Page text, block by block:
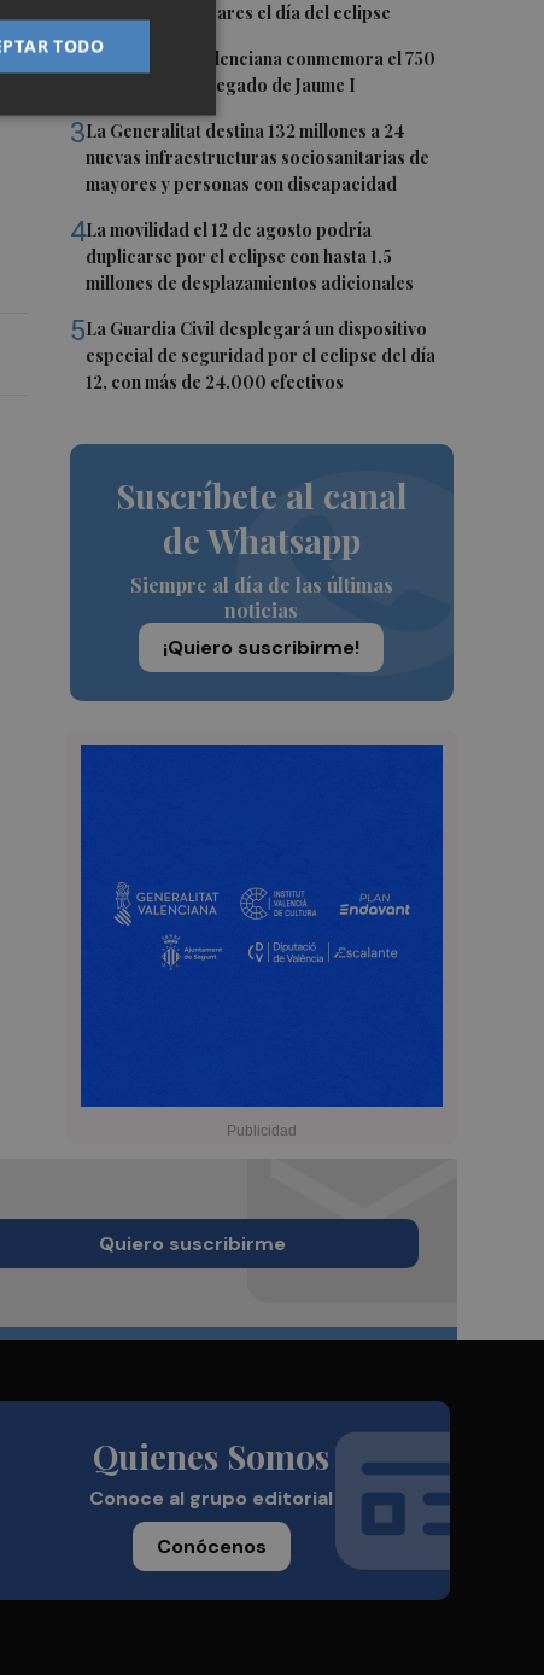
Península y Baleares el día del eclipse
2La Biblioteca Valenciana conmemora el 750
aniversario del legado de Jaume I
3La Generalitat destina 132 millones a 24
nuevas infraestructuras sociosanitarias de
mayores y personas con discapacidad
4La movilidad el 12 de agosto podría
duplicarse por el eclipse con hasta 1,5
millones de desplazamientos adicionales
5La Guardia Civil desplegará un dispositivo
especial de seguridad por el eclipse del día
12, con más de 24.000 efectivos
Suscríbete al canal
de Whatsapp
Siempre al día de las últimas
noticias
¡Quiero suscribirme!
Quiero suscribirme
Quienes Somos
Conoce al grupo editorial
Conócenos
TODO